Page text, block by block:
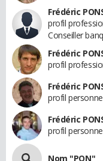
Frédéric
profil
Conseiller
Frédéric
profil
Frédéric
profil
Frédéric
profil
Nom "PON"